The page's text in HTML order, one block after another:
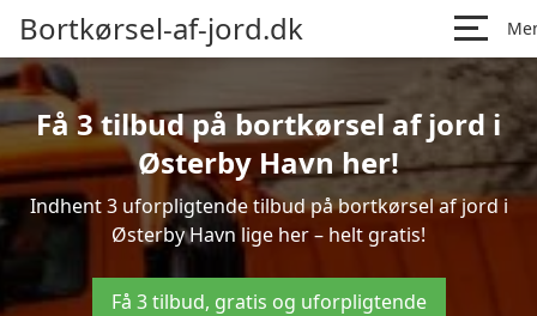
Bortkørsel-af-jord.dk
Få 3 tilbud på bortkørsel af jord i
Østerby Havn her!
Indhent 3 uforpligtende tilbud på bortkørsel af jord i
Østerby Havn lige her – helt gratis!
Få 3 tilbud, gratis og uforpligtende